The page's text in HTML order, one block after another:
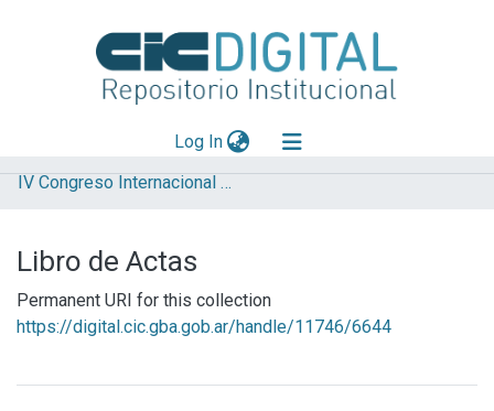
Log In(current)
Explorar
Aportar material
Statistics
IV Congreso Internacional Científico y Tecnológico
Libro de Actas
Permanent URI for this collection
https://digital.cic.gba.gob.ar/handle/11746/6644